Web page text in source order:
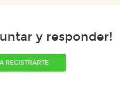
y responder!
REGISTRARTE